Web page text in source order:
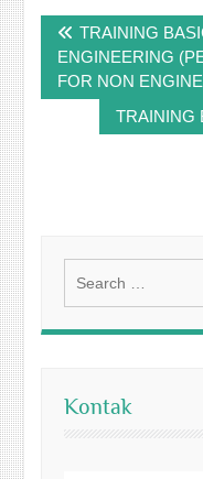
navigation
TRAINING
ENGINEERING
FOR NON
TRAINING
for:
Kontak